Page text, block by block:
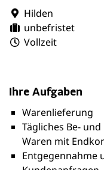
Hilden
unbefristet
Vollzeit
Ihre Aufgaben
Warenlieferung
Tägliches Be-
Waren mit
Entgegennahme